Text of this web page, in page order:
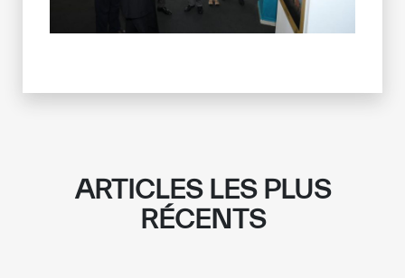
ARTICLES LES PLUS
RÉCENTS